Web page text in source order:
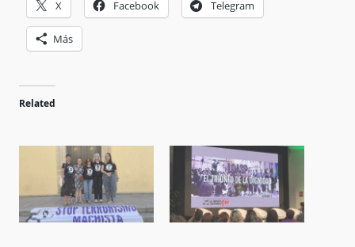
X Facebook Telegram
Más
Related